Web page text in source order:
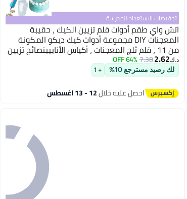
تخفيضات الاستعداد للمدرسة
اتش واي طقم أدوات قلم تزيين الكيك ، حقيبة
المعجنات DIY مجموعة أدوات كيك ديكو المكونة
من 11 ، قلم ثلج المعجنات ، أكياس الأنابيبنصائح تزيين
الكيك القلم ، مجموعة أدوات الأنابيب مجموعة
فوهات موزع مجموعة القلم (أزرق)
د.ك‏2.62
7.38
64% OFF
لك رصيد مسترجع 10% + 1
احصل عليه خلال12 - 13 اغسطس